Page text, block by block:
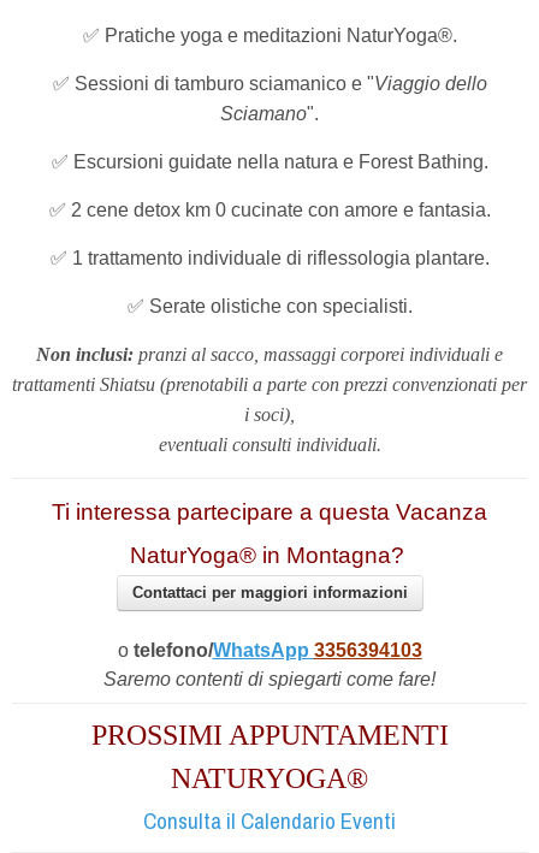
✅ Pratiche yoga e meditazioni NaturYoga®.
✅ Sessioni di tamburo sciamanico e "Viaggio dello
Sciamano".
✅ Escursioni guidate nella natura e Forest Bathing.
✅ 2 cene detox km 0 cucinate con amore e fantasia.
✅ 1 trattamento individuale di riflessologia plantare.
✅ Serate olistiche con specialisti.
Non inclusi: pranzi al sacco, massaggi corporei individuali e
trattamenti Shiatsu (prenotabili a parte con prezzi convenzionati per
i soci)
eventuali consulti individuali.
Ti interessa partecipare a questa Vacanza
NaturYoga® in Montagna?
Contattaci per maggiori informazioni
o telefono/WhatsApp 3356394103
Saremo contenti di spiegarti come fare!
PROSSIMI APPUNTAMENTI
NATURYOGA®
Consulta il Calendario Eventi